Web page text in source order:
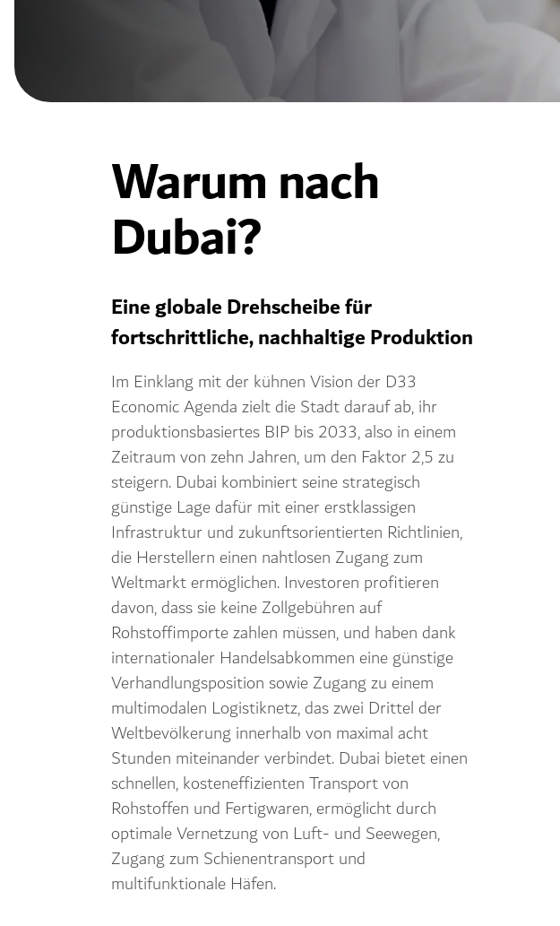
Warum nach
Dubai?
Eine globale Drehscheibe für
fortschrittliche, nachhaltige Produktion
Im Einklang mit der kühnen Vision der D33
Economic Agenda zielt die Stadt darauf ab, ihr
produktionsbasiertes BIP bis 2033, also in einem
Zeitraum von zehn Jahren, um den Faktor 2,5 zu
steigern. Dubai kombiniert seine strategisch
günstige Lage dafür mit einer erstklassigen
Infrastruktur und zukunftsorientierten Richtlinien,
die Herstellern einen nahtlosen Zugang zum
Weltmarkt ermöglichen. Investoren profitieren
davon, dass sie keine Zollgebühren auf
Rohstoffimporte zahlen müssen, und haben dank
internationaler Handelsabkommen eine günstige
Verhandlungsposition sowie Zugang zu einem
multimodalen Logistiknetz, das zwei Drittel der
Weltbevölkerung innerhalb von maximal acht
Stunden miteinander verbindet. Dubai bietet einen
schnellen, kosteneffizienten Transport von
Rohstoffen und Fertigwaren, ermöglicht durch
optimale Vernetzung von Luft- und Seewegen,
Zugang zum Schienentransport und
multifunktionale Häfen.